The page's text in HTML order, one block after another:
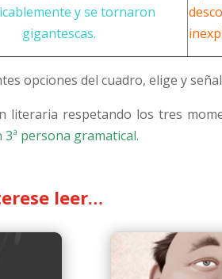
y se tornaron
gigantescas.
opciones del cuadro, elige y
literaria respetando los tres
persona gramatical.
leer…